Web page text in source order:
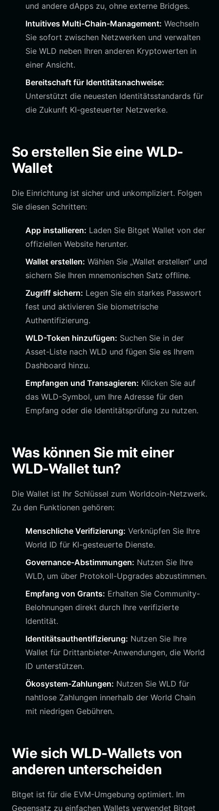
und andere dApps zu, ohne externe Bridges.
Intuitives Multi-Chain-Management: Wechseln
Sie sofort zwischen Netzwerken und verwalten
Sie WLD neben Ihren anderen Kryptowerten in
einer Ansicht.
Bereitschaft für Identitätsnachweise:
Unterstützt die neuesten Identitätsstandards für
die Zukunft KI-gesteuerter Netzwerke.
So erstellen Sie eine WLD-
Wallet
Die Einrichtung ist sicher und unkompliziert. Folgen
Sie diesen Schritten:
App installieren: Laden Sie Bitget Wallet von der
offiziellen Website herunter.
Wallet erstellen: Wählen Sie „Wallet erstellen“ und
sichern Sie Ihren mnemonischen Satz offline.
Zugriff sichern: Legen Sie ein starkes Passwort
fest und aktivieren Sie biometrische
Authentifizierung.
WLD-Token hinzufügen: Suchen Sie in der
Asset-Liste nach WLD und fügen Sie es Ihrem
Dashboard hinzu.
Empfangen und Transagieren: Klicken Sie auf
das WLD-Symbol, um Ihre Adresse für den
Empfang oder die Identitätsprüfung zu nutzen.
Was können Sie mit einer
WLD-Wallet tun?
Die Wallet ist Ihr Schlüssel zum Worldcoin-Netzwerk.
Zu den Funktionen gehören:
Menschliche Verifizierung: Verknüpfen Sie Ihre
World ID für KI-gesteuerte Dienste.
Governance-Abstimmungen: Nutzen Sie Ihre
WLD, um über Protokoll-Upgrades abzustimmen.
Empfang von Grants: Erhalten Sie Community-
Belohnungen direkt durch Ihre verifizierte
Identität.
Identitätsauthentifizierung: Nutzen Sie Ihre
Wallet für Drittanbieter-Anwendungen, die World
ID unterstützen.
Ökosystem-Zahlungen: Nutzen Sie WLD für
nahtlose Zahlungen innerhalb der World Chain
mit niedrigen Gebühren.
Wie sich WLD-Wallets von
anderen unterscheiden
Bitget ist für die EVM-Umgebung optimiert. Im
Gegensatz zu einfachen Wallets verwendet Bitget